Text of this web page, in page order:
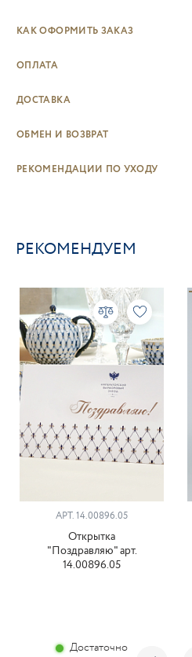
КАК ОФОРМИТЬ ЗАКАЗ
ОПЛАТА
ДОСТАВКА
ОБМЕН И ВОЗВРАТ
РЕКОМЕНДАЦИИ ПО УХОДУ
РЕКОМЕНДУЕМ
АРТ. 14.00896.05
Открытка
"Поздравляю" арт.
14.00896.05
Достаточно